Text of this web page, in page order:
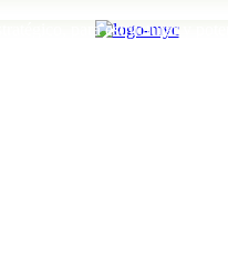
para estructurar y